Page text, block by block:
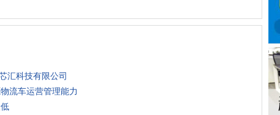
汇科技有限公司
流车运营管理能力